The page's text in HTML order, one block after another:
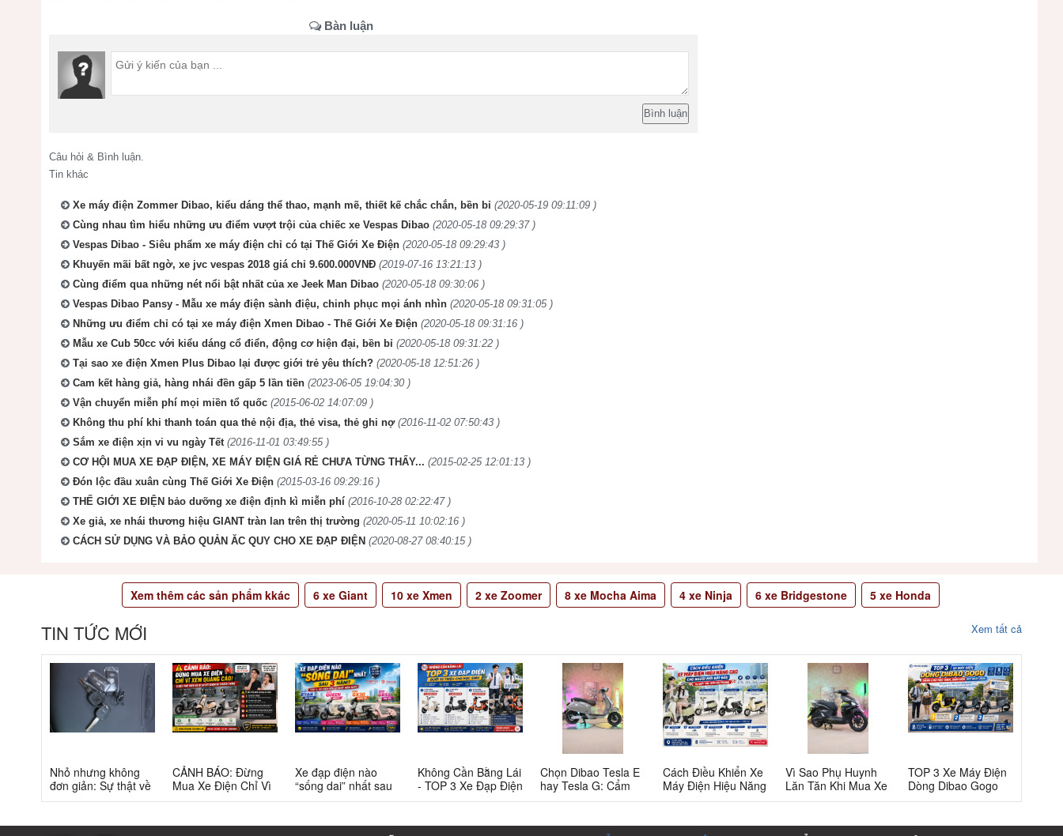
Bàn luận
Câu hỏi & Bình luận.
Tin khác
Xe máy điện Zommer Dibao, kiểu dáng thể thao, mạnh mẽ, thiết kế chắc chắn, bền bỉ (2020-05-19 09:11:09 )
Cùng nhau tìm hiểu những ưu điểm vượt trội của chiếc xe Vespas Dibao (2020-05-18 09:29:37 )
Vespas Dibao - Siêu phẩm xe máy điện chỉ có tại Thế Giới Xe Điện (2020-05-18 09:29:43 )
Khuyến mãi bất ngờ, xe jvc vespas 2018 giá chỉ 9.600.000VNĐ (2019-07-16 13:21:13 )
Cùng điểm qua những nét nổi bật nhất của xe Jeek Man Dibao (2020-05-18 09:30:06 )
Vespas Dibao Pansy - Mẫu xe máy điện sành điệu, chinh phục mọi ánh nhìn (2020-05-18 09:31:05 )
Những ưu điểm chỉ có tại xe máy điện Xmen Dibao - Thế Giới Xe Điện (2020-05-18 09:31:16 )
Mẫu xe Cub 50cc với kiểu dáng cổ điển, động cơ hiện đại, bền bỉ (2020-05-18 09:31:22 )
Tại sao xe điện Xmen Plus Dibao lại được giới trẻ yêu thích? (2020-05-18 12:51:26 )
Cam kết hàng giả, hàng nhái đền gấp 5 lần tiền (2023-06-05 19:04:30 )
Vận chuyển miễn phí mọi miền tổ quốc (2015-06-02 14:07:09 )
Không thu phí khi thanh toán qua thẻ nội địa, thẻ visa, thẻ ghi nợ (2016-11-02 07:50:43 )
Sắm xe điện xịn vi vu ngày Tết (2016-11-01 03:49:55 )
CƠ HỘI MUA XE ĐẠP ĐIỆN, XE MÁY ĐIỆN GIÁ RẺ CHƯA TỪNG THẤY... (2015-02-25 12:01:13 )
Đón lộc đầu xuân cùng Thế Giới Xe Điện (2015-03-16 09:29:16 )
THẾ GIỚI XE ĐIỆN bảo dưỡng xe điện định kì miễn phí (2016-10-28 02:22:47 )
Xe giả, xe nhái thương hiệu GIANT tràn lan trên thị trường (2020-05-11 10:02:16 )
CÁCH SỬ DỤNG VÀ BẢO QUẢN ĂC QUY CHO XE ĐẠP ĐIỆN (2020-08-27 08:40:15 )
Xem thêm các sản phẩm kkác 6xe Giant 10xe Xmen 2xe Zoomer 8xe Mocha Aima 4xe Ninja 6xe Bridgestone 5xe Honda
TIN TỨC MỚI Xem tất cả
Nhỏ nhưng không
đơn giản: Sự thật về
xe điện cho học sinh
CẢNH BÁO: Đừng
Mua Xe Điện Chỉ Vì
Xem Quảng Cáo! 5
Quyết Chọn Xe
Xe đạp điện nào
“sống dai” nhất sau
5 năm? Top này có
Không Cần Bằng Lái
- TOP 3 Xe Đạp Điện
Dưới 12 Triệu Cho
Chọn Dibao Tesla E
hay Tesla G: Cẩm
nang chi tiết cho
thông thái
Cách Điều Khiển Xe
Máy Điện Hiệu Năng
Cao Cho Người Mới
Đến Rà Phanh
Vì Sao Phụ Huynh
Lăn Tăn Khi Mua Xe
Máy Điện Tailg T72
3?
TOP 3 Xe Máy Điện
Dòng Dibao Gogo
Dành Cho Học Sinh,
2026